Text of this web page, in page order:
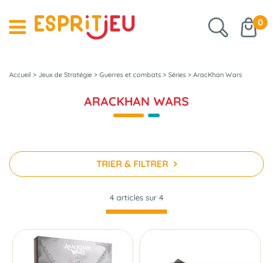
0
Accueil > Jeux de Stratégie > Guerres et combats > Séries > AracKhan Wars
ARACKHAN WARS
TRIER & FILTRER
4 articles sur 4